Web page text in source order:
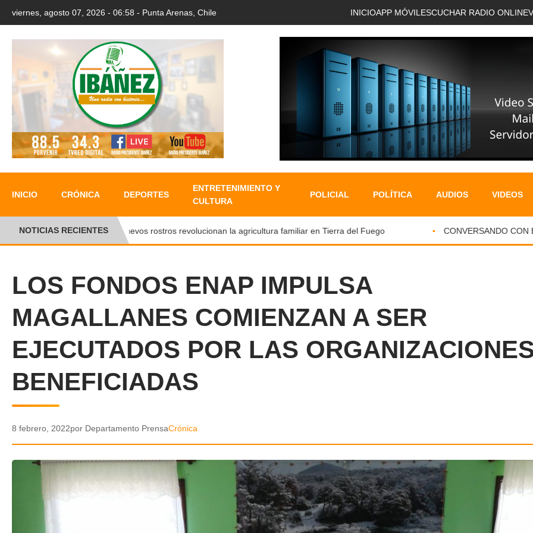
viernes, agosto 07, 2026 - 06:58 - Punta Arenas, Chile INICIOAPP MÓVIL ESCUCHAR RADIO ONLINE
INICIO CRÓNICA DEPORTES
ENTRETENIMIENTO Y
CULTURA
POLICIAL POLÍTICA AUDIOS VIDEOS
NOTICIAS RECIENTESNuevos rostros revolucionan la agricultura familiar en Tierra del Fuego CONVERSANDO CON EL
LOS FONDOS ENAP IMPULSA
MAGALLANES COMIENZAN A SER
EJECUTADOS POR LAS
BENEFICIADAS
8 febrero, 2022por Departamento PrensaCrónica